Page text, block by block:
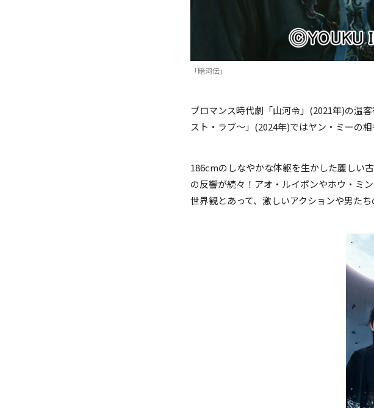
「暗河伝」
ブロマンス時代劇「山河令」(2021年)の温
スト・ラブ～」(2024年)ではヤン・ミーの
186cmのしなやかな体躯を生かした麗しい
の反響が続々！アオ・ルイポンやホウ・ミ
世界観とあって、激しいアクションや男た
(C)YOUKU INFORMATION TECHNOLOGY(Beijing)